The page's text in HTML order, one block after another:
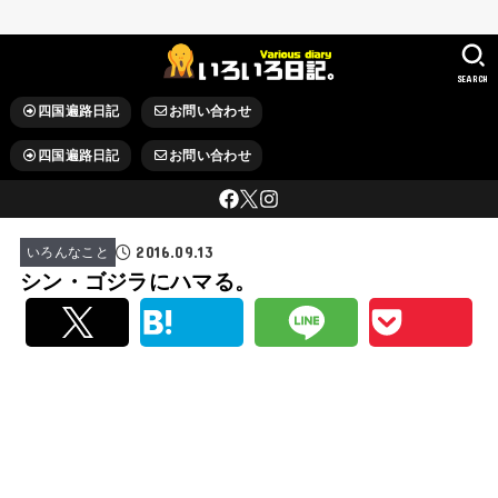
四国遍路日記 お問い合わせ
四国遍路日記 お問い合わせ
SEARCH
いろんなこと 2016.09.13
シン・ゴジラにハマる。